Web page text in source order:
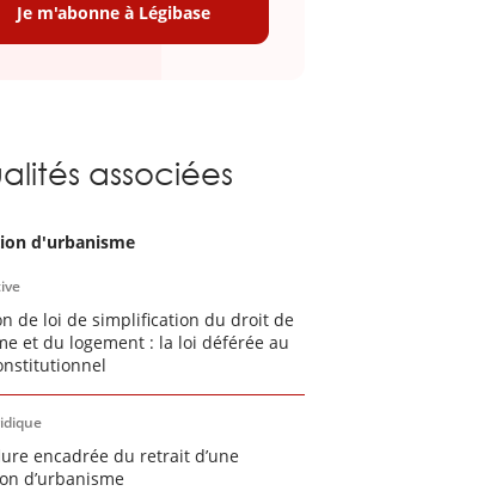
Je m'abonne à Légibase
associées
d'urbanisme
de loi de simplification du droit de
et du logement : la loi déférée au
encadrée du retrait d’une
d’urbanisme